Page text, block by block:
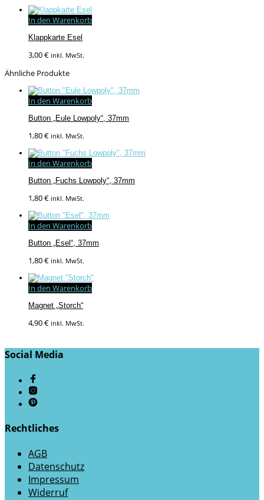
In den Warenkorb
Klappkarte Esel
3,00€ inkl. MwSt.
Ähnliche Produkte
In den Warenkorb
Button „Eule Lowpoly“, 37mm
1,80€ inkl. MwSt.
In den Warenkorb
Button „Fuchs Lowpoly“, 37mm
1,80€ inkl. MwSt.
In den Warenkorb
Button „Esel“, 37mm
1,80€ inkl. MwSt.
In den Warenkorb
Magnet „Storch“
4,90€ inkl. MwSt.
Social Media
Rechtliches
AGB
Datenschutz
Impressum
Widerruf